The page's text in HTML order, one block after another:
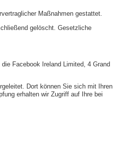
Maßnahmen gestattet.
gelöscht. Gesetzliche
Facebook Ireland Limited, 4 Grand
Dort können Sie sich mit Ihren
erhalten wir Zugriff auf Ihre bei